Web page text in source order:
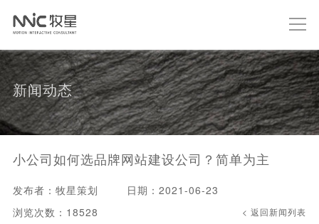
新闻动态
​小公司如何选品牌网站建设公司？简单为主
发布者：牧星策划
日期：2021-06-23
浏览次数：18528
< 返回新闻列表